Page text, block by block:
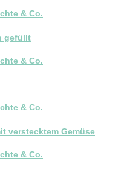
& Co.
gefüllt
& Co.
& Co.
verstecktem Gemüse
& Co.